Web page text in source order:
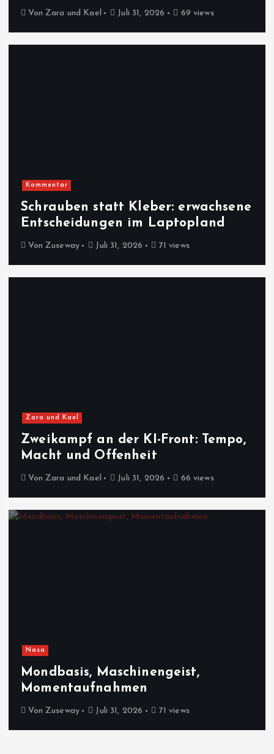
Von Zara und Kael Juli 31, 2026 69 views
Kommentar
Schrauben statt Kleber: erwachsene
Entscheidungen im Laptopland
Von Zuseway Juli 31, 2026 71 views
Zara und Kael
Zweikampf an der KI-Front: Tempo,
Macht und Offenheit
Von Zara und Kael Juli 31, 2026 66 views
Nasa
Mondbasis, Maschinengeist,
Momentaufnahmen
Von Zuseway Juli 31, 2026 71 views